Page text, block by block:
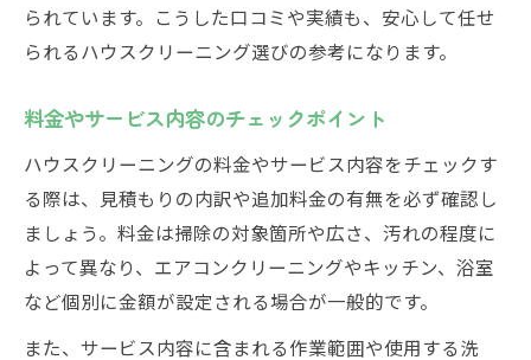
られています。こうした口コミや実績も、安心して任せ
られるハウスクリーニング選びの参考になります。
料金やサービス内容のチェックポイント
ハウスクリーニングの料金やサービス内容をチェックす
る際は、見積もりの内訳や追加料金の有無を必ず確認し
ましょう。料金は掃除の対象箇所や広さ、汚れの程度に
よって異なり、エアコンクリーニングやキッチン、浴室
など個別に金額が設定される場合が一般的です。
また、サービス内容に含まれる作業範囲や使用する洗